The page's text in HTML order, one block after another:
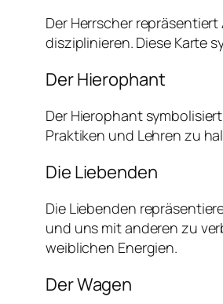
Der Herrscher
disziplinieren. Diese Karte
Der Hierophant
Der Hierophant
Praktiken und Lehren zu
Die Liebenden
Die Liebenden
und uns mit anderen zu
weiblichen Energien.
Der Wagen